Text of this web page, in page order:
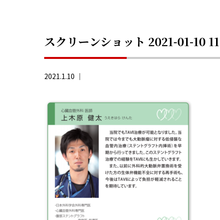
スクリーンショット 2021-01-10
2021.1.10 ｜